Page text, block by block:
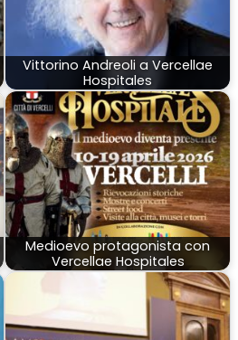
Vittorino Andreoli a Vercellae
Hospitales
Medioevo protagonista con
Vercellae Hospitales